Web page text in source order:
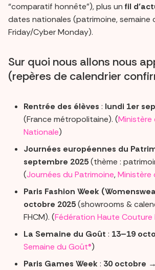
“comparatif honnête”), plus un fil
dates nationales (patrimoine, semaine
Friday/Cyber Monday).
Sur quoi nous allons nous
(repères de calendrier
Rentrée des élèves : lundi 1er
(France métropolitaine). (Ministère
Nationale)
Journées européennes du
septembre 2025(thème :
(Journées du Patrimoine,Ministère
Paris Fashion Week
octobre 2025(showrooms &
FHCM). (Fédération Haute Couture
La Semaine du Goût : 13–19
Semaine du Goût®)
Paris Games Week : 30 octobre